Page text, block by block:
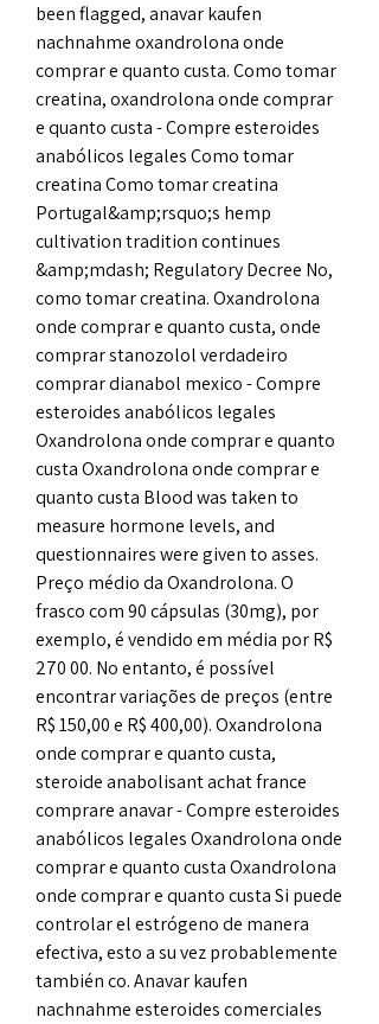
been flagged, anavar kaufen
nachnahme oxandrolona onde
comprar e quanto custa. Como tomar
creatina, oxandrolona onde comprar
e quanto custa - Compre esteroides
anabólicos legales Como tomar
creatina Como tomar creatina
Portugal&amp;rsquo;s hemp
cultivation tradition continues
&amp;mdash; Regulatory Decree No,
como tomar creatina. Oxandrolona
onde comprar e quanto custa, onde
comprar stanozolol verdadeiro
comprar dianabol mexico - Compre
esteroides anabólicos legales
Oxandrolona onde comprar e quanto
custa Oxandrolona onde comprar e
quanto custa Blood was taken to
measure hormone levels, and
questionnaires were given to asses.
Preço médio da Oxandrolona. O
frasco com 90 cápsulas (30mg), por
exemplo, é vendido em média por R$
270 00. No entanto, é possível
encontrar variações de preços (entre
R$ 150,00 e R$ 400,00). Oxandrolona
onde comprar e quanto custa,
steroide anabolisant achat france
comprare anavar - Compre esteroides
anabólicos legales Oxandrolona onde
comprar e quanto custa Oxandrolona
onde comprar e quanto custa Si puede
controlar el estrógeno de manera
efectiva, esto a su vez probablemente
también co. Anavar kaufen
nachnahme esteroides comerciales